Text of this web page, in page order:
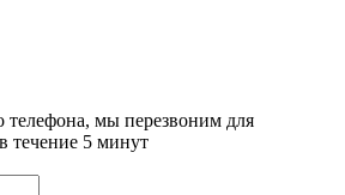
телефона, мы перезвоним для
течение 5 минут